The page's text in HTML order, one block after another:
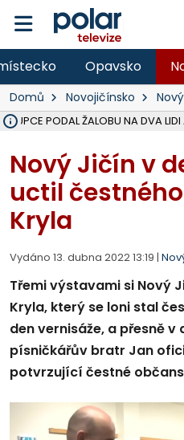
Opavsko
Domů Novojičínsko
PODAL ŽALOBU NA DVA
Nový Jičín v
uctil
Kryla
Vydáno 13. dubna 2022 13:19 |
Třemi výstavami si Nový
Kryla, který se loni stal
den vernisáže, a přesně v
písničkářův bratr Jan
potvrzující čestné